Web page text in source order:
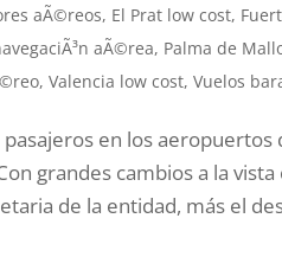
aÃ©reos, El Prat low cost,
aÃ©rea, Palma de
,Valencia low cost,Vuelos
en los
grandes cambios a la
de la entidad, más el